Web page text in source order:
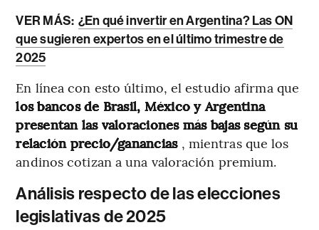
VER MÁS: ¿En qué invertir en Argentina? Las ON
que sugieren expertos en el último trimestre de
2025
En línea con esto último, el estudio afirma que
los bancos de Brasil, México y Argentina
presentan las valoraciones más bajas según su
relación precio/ganancias , mientras que los
andinos cotizan a una valoración premium.
Análisis respecto de las elecciones
legislativas de 2025